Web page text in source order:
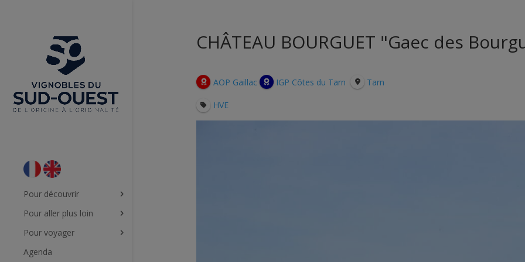
Pour découvrir
Pour aller plus loin
Pour voyager
Agenda
CHÂTEAU BOURGUET "Gaec des
AOP Gaillac IGP Côtes du Tarn Tarn
HVE